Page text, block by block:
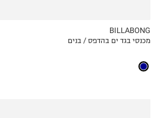
MY LIST
BILLABONG
מכנסי בגד ים בהדפס / בנים